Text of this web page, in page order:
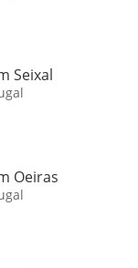
Seixal
Oeiras